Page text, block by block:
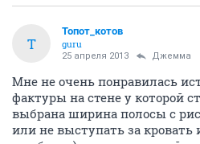
Т
Топот_котов
guru
25 апреля 2013 Джемма
Мне не очень понравилась
фактуры на стене у которой
выбрана ширина полосы с
или не выступать за кровать